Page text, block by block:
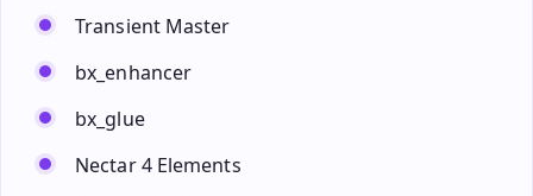
Transient Master
bx_enhancer
bx_glue
Nectar 4 Elements